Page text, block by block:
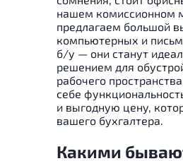
нашем комиссионном
предлагаем большой
компьютерных и
б/у — они станут
решением для
рабочего
себе
и выгодную цену,
вашего бухгалтера.
Какими